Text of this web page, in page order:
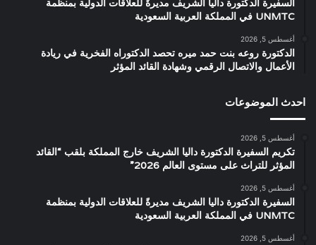
السفيرة الدكتورة داليا الشريف مديرةً للعلاقات الدولية بمنظمة
UNMTC في المملكة العربية السعودية
أغسطس 5, 2026
الدكتورة روعه بنت حمد ميره تحصد الدكتوراه الفخرية في ريادة
الأعمال والاتصال الرقمي وشهادة القائد المؤثر
احدث الموضوعات
أغسطس 5, 2026
تكريم السفيرة الدكتورة داليا الشريف خارج المملكة بلقب “القائد
المؤثر للتراث على مستوى العالم 2026”
أغسطس 5, 2026
السفيرة الدكتورة داليا الشريف مديرةً للعلاقات الدولية بمنظمة
UNMTC في المملكة العربية السعودية
أغسطس 5, 2026